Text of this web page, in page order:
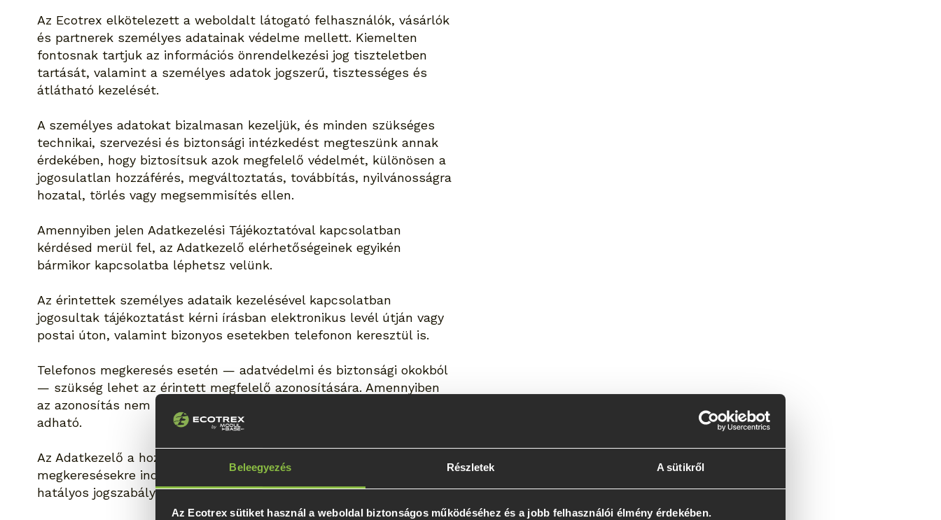
Beleegyezés Részletek A sütikről
Az Ecotrex sütiket használ a weboldal biztonságos működéséhez és a jobb felhasználói élmény érdekében.
Az Ecotrex elkötelezett a weboldalt látogató felhasználók, vásárlók
és partnerek személyes adatainak védelme mellett. Kiemelten
fontosnak tartjuk az információs önrendelkezési jog tiszteletben
tartását, valamint a személyes adatok jogszerű, tisztességes és
átlátható kezelését.
A személyes adatokat bizalmasan kezeljük, és minden szükséges
technikai, szervezési és biztonsági intézkedést megteszünk annak
érdekében, hogy biztosítsuk azok megfelelő védelmét, különösen a
jogosulatlan hozzáférés, megváltoztatás, továbbítás, nyilvánosságra
hozatal, törlés vagy megsemmisítés ellen.
Amennyiben jelen Adatkezelési Tájékoztatóval kapcsolatban
kérdésed merül fel, az Adatkezelő elérhetőségeinek egyikén
bármikor kapcsolatba léphetsz velünk.
Az érintettek személyes adataik kezelésével kapcsolatban
jogosultak tájékoztatást kérni írásban elektronikus levél útján vagy
postai úton, valamint bizonyos esetekben telefonon keresztül is.
Telefonos megkeresés esetén — adatvédelmi és biztonsági okokból
— szükség lehet az érintett megfelelő azonosítására. Amennyiben
az azonosítás nem lehetséges, kizárólag általános tájékoztatás
adható.
Az Adatkezelő a hozzá beérkező adatkezeléssel kapcsolatos
megkeresésekre indokolatlan késedelem nélkül, de legkésőbb a
hatályos jogszabályokban meghatározott határidőn belül válaszol.